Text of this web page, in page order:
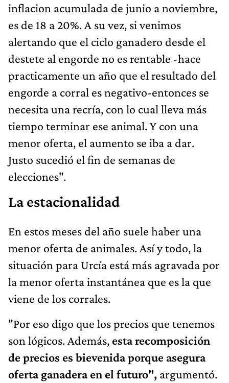
inflacion acumulada de junio a noviembre,
es de 18 a 20%. A su vez, si venimos
alertando que el ciclo ganadero desde el
destete al engorde no es rentable -hace
practicamente un año que el resultado del
engorde a corral es negativo-entonces se
necesita una recría, con lo cual lleva más
tiempo terminar ese animal. Y con una
menor oferta, el aumento se iba a dar.
Justo sucedió el fin de semanas de
elecciones".
La estacionalidad
En estos meses del año suele haber una
menor oferta de animales. Así y todo, la
situación para Urcía está más agravada por
la menor oferta instantánea que es la que
viene de los corrales.
"Por eso digo que los precios que tenemos
son lógicos. Además, esta recomposición
de precios es bievenida porque asegura
oferta ganadera en el futuro", argumentó.